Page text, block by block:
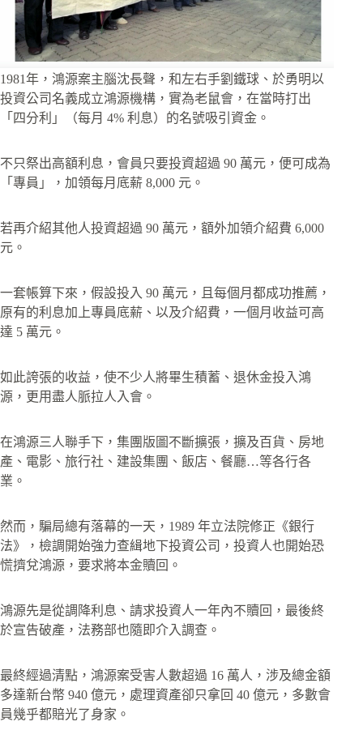
1981年，鴻源案主腦沈長聲，和左右手劉鐵球、於勇明以
投資公司名義成立鴻源機構，實為老鼠會，在當時打出
「四分利」（每月 4% 利息）的名號吸引資金。
不只祭出高額利息，會員只要投資超過 90 萬元，便可成為
「專員」，加領每月底薪 8,000 元。
若再介紹其他人投資超過 90 萬元，額外加領介紹費 6,000
元。
一套帳算下來，假設投入 90 萬元，且每個月都成功推薦，
原有的利息加上專員底薪、以及介紹費，一個月收益可高
達 5 萬元。
如此誇張的收益，使不少人將畢生積蓄、退休金投入鴻
源，更用盡人脈拉人入會。
在鴻源三人聯手下，集團版圖不斷擴張，擴及百貨、房地
產、電影、旅行社、建設集團、飯店、餐廳…等各行各
業。
然而，騙局總有落幕的一天，1989 年立法院修正《銀行
法》，檢調開始強力查緝地下投資公司，投資人也開始恐
慌擠兌鴻源，要求將本金贖回。
鴻源先是從調降利息、請求投資人一年內不贖回，最後終
於宣告破產，法務部也隨即介入調查。
最終經過清點，鴻源案受害人數超過 16 萬人，涉及總金額
多達新台幣 940 億元，處理資產卻只拿回 40 億元，多數會
員幾乎都賠光了身家。